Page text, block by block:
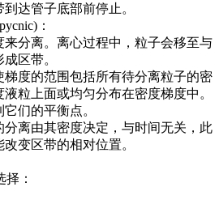
达管子底部前停止。
：
分离。离心过程中，粒子会移至与
区带。
度的范围包括所有待分离粒子的密
粒上面或均匀分布在密度梯度中。
们的平衡点。
离由其密度决定，与时间无关，此
变区带的相对位置。
：